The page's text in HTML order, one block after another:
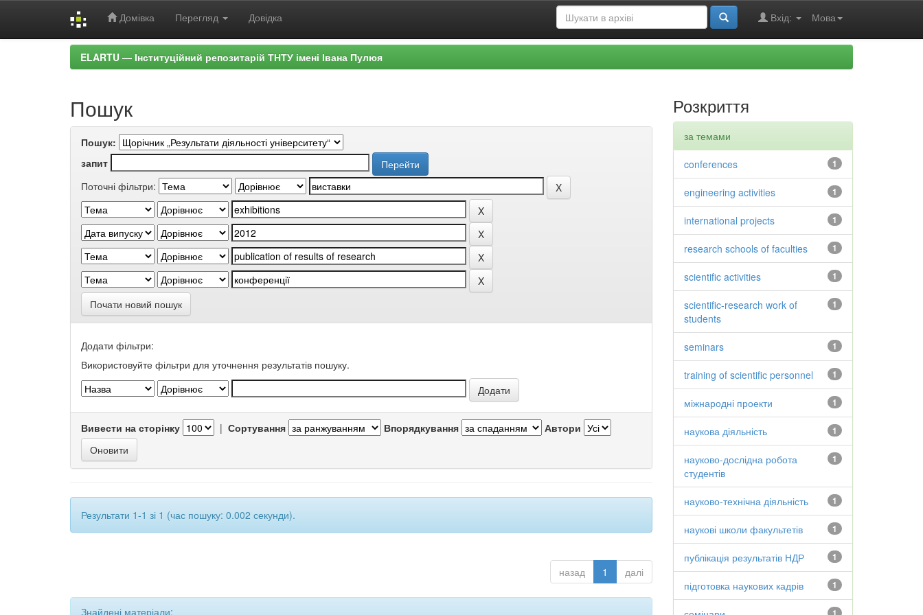
Домівка Перегляд Довідка Мова
Вхід:
ELARTU — Інституційний репозитарій ТНТУ імені Івана Пулюя
Пошук
Пошук:
запит
Поточні фільтри:
Почати новий пошук
Додати фільтри:
Використовуйте фільтри для уточнення результатів пошуку.
Вивести на сторінку | Сортування Впорядкування Автори
Результати 1-1 зі 1 (час пошуку: 0.002 секунди).
назад 1 далі
Знайдені матеріали:
Розкриття
за темами
1
conferences
1
engineering activities
1
international projects
1
research schools of faculties
1
scientific activities
1
scientific-research work of
students
1
seminars
1
training of scientific personnel
1
міжнародні проекти
1
наукова діяльність
1
науково-дослідна робота
студентів
1
науково-технічна діяльність
1
наукові школи факультетів
1
публікація результатів НДР
1
підготовка наукових кадрів